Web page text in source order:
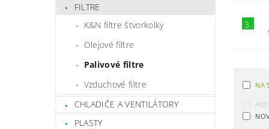
FILTRE
K&N filtre štvorkolky
Olejové filtre
Palivové filtre
Vzduchové filtre
CHLADIČE A VENTILÁTORY
PLASTY
3.
NA